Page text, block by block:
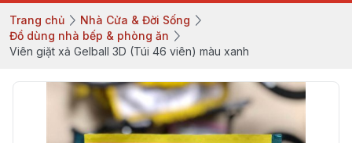
Trang chủ
Nhà Cửa & Đời Sống
Đồ dùng nhà bếp & phòng ăn
Viên giặt xả Gelball 3D (Túi 46 viên) màu xanh